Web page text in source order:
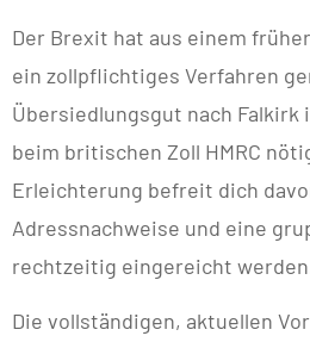
Der Brexit hat aus einem
ein zollpflichtiges Verfahren
Übersiedlungsgut nach Falkirk
beim britischen Zoll HMRC
Erleichterung befreit dich
Adressnachweise und eine
rechtzeitig eingereicht
Die vollständigen, aktuellen